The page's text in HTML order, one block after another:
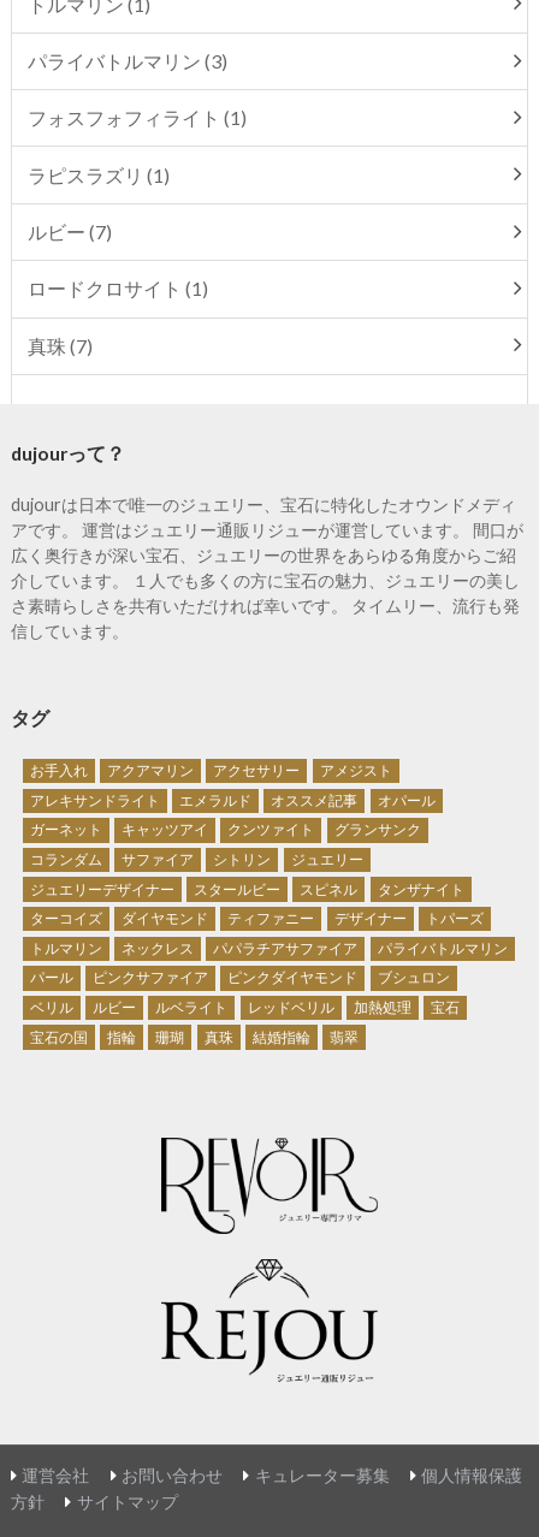
パライバトルマリン (3)
フォスフォフィライト (1)
ラピスラズリ (1)
ルビー (7)
ロードクロサイト (1)
真珠 (7)
dujourって？
dujourは日本で唯一のジュエリー、宝石に特化したオウンドメディ
アです。 運営はジュエリー通販リジューが運営しています。 間口が
広く奥行きが深い宝石、ジュエリーの世界をあらゆる角度からご紹
介しています。 １人でも多くの方に宝石の魅力、ジュエリーの美し
さ素晴らしさを共有いただければ幸いです。 タイムリー、流行も発
信しています。
タグ
お手入れ アクアマリン アクセサリー
アメジスト
アレキサンドライト
エメラルド オススメ記事
オパール
ガーネット
キャッツアイ クンツァイト
グランサンク
コランダム
サファイア シトリン
ジュエリー
ジュエリーデザイナー
スタールビー スピネル
タンザナイト
ターコイズ
ダイヤモンド ティファニー デザイナー
トパーズ
トルマリン
ネックレス パパラチアサファイア
パライバトルマリン
パール
ピンクサファイア ピンクダイヤモンド
ブシュロン
ベリル
ルビー ルベライト レッドベリル 加熱処理
宝石
宝石の国
指輪 珊瑚 真珠 結婚指輪 翡翠
運営会社 お問い合わせ キュレーター募集
個人情報保護
方針
サイトマップ